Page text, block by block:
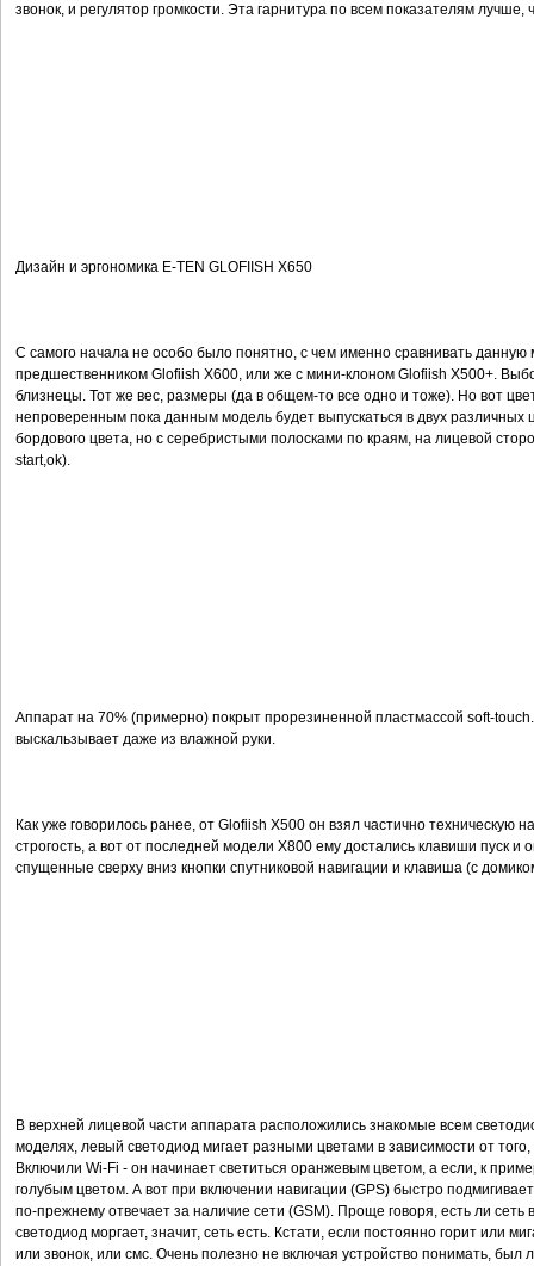
звонок, и регулятор громкости. Эта гарнитура по всем показателям
Дизайн и эргономика E-TEN GLOFIISH X650
С самого начала не особо было понятно, с чем именно сравнивать данную
предшественником Glofiish X600, или же с мини-клоном Glofiish X500+.
близнецы. Тот же вес, размеры (да в общем-то все одно и тоже). Но вот
непроверенным пока данным модель будет выпускаться в двух
бордового цвета, но с серебристыми полосками по краям, на лицевой
start,ok).
Аппарат на 70% (примерно) покрыт прорезиненной пластмассой soft-
выскальзывает даже из влажной руки.
Как уже говорилось ранее, от Glofiish Х500 он взял частично техническую
строгость, а вот от последней модели X800 ему достались клавиши пуск и
спущенные сверху вниз кнопки спутниковой навигации и клавиша (с
В верхней лицевой части аппарата расположились знакомые всем
моделях, левый светодиод мигает разными цветами в зависимости от
Включили Wi-Fi - он начинает светиться оранжевым цветом, а если, к
голубым цветом. А вот при включении навигации (GPS) быстро
по-прежнему отвечает за наличие сети (GSM). Проще говоря, есть ли
светодиод моргает, значит, сеть есть. Кстати, если постоянно горит или
или звонок, или смс. Очень полезно не включая устройство понимать, был